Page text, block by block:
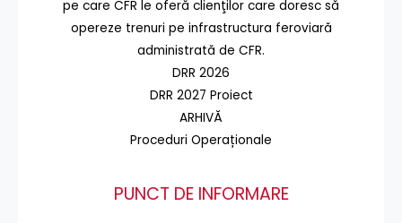
pe care CFR le oferă clienţilor care doresc să
opereze trenuri pe infrastructura feroviară
administrată de CFR.
DRR 2026
DRR 2027 Proiect
ARHIVĂ
Proceduri Operaționale
PUNCT DE INFORMARE